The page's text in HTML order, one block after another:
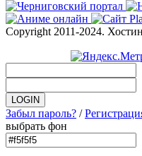
Copyright 2011-2024.
Забыл пароль? /
выбрать фон